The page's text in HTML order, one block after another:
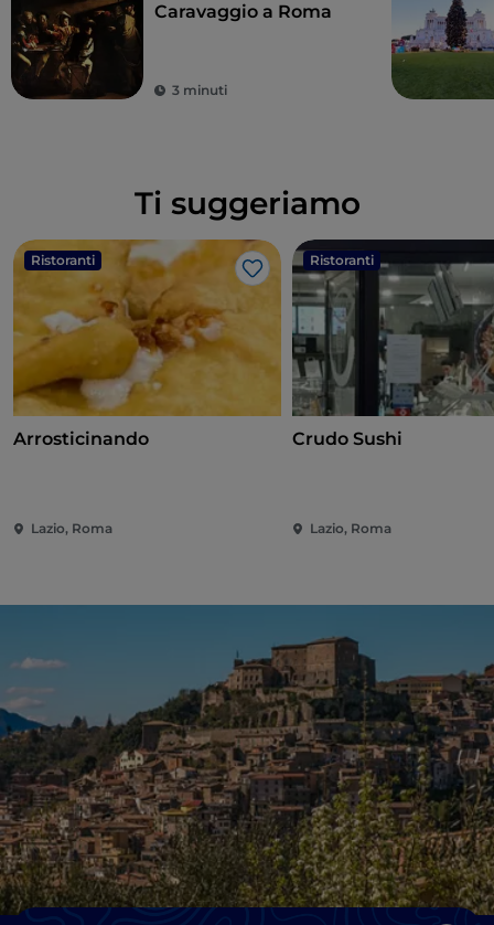
Caravaggio a Roma
3 minuti
Ti suggeriamo
Ristoranti
Like
Arrosticinando
Lazio, Roma
Ristoranti
Crudo Sushi
Lazio, Roma